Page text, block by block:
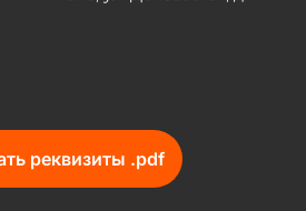
реквизиты .pdf